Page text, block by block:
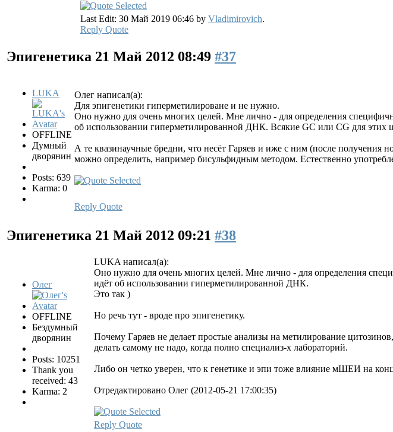
Last Edit: 30 Май 2019 06:46 by Vladimirovich.
Reply Quote
Эпигенетика 21 Май 2012 08:49 #37
LUKA
OFFLINE
Думный
дворянин
Posts: 639
Karma: 0
Олег написал(а):
Для эпигенетики гиперметилироване и не нужно.
Оно нужно для очень многих целей. Мне лично - для определения
об использовании гиперметилированной ДНК. Всякие GC или CG для этих
А те квазинаучные бредни, что несёт Гаряев и иже с ним (после
можно определить, например бисульфидным методом. Естественно
Reply Quote
Эпигенетика 21 Май 2012 09:21 #38
Олег
OFFLINE
Бездумный
дворянин
Posts: 10251
Thank you
received: 43
Karma: 2
LUKA написал(а):
Оно нужно для очень многих целей. Мне лично - для определения
идёт об использовании гиперметилированной ДНК.
Это так )
Но речь тут - вроде про эпигенетику.
Почему Гаряев не делает простые анализы на метилирование
делать самому не надо, когда полно специализ-х лабораторий.
Либо он четко уверен, что к генетике и эпи тоже влияние мШЕИ на
Отредактировано Олег (2012-05-21 17:00:35)
Reply Quote